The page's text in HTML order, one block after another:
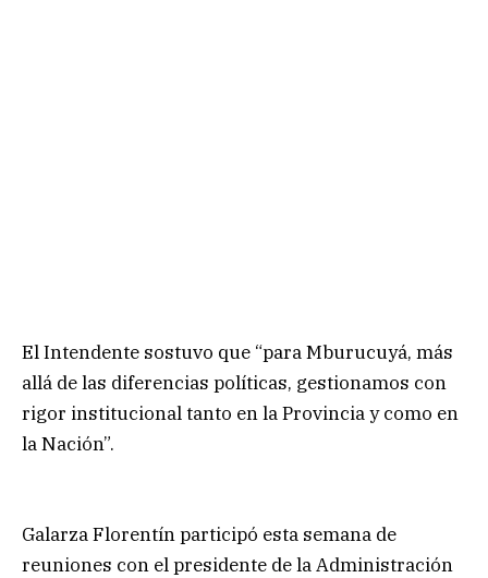
El Intendente sostuvo que “para Mburucuyá, más
allá de las diferencias políticas, gestionamos con
rigor institucional tanto en la Provincia y como en
la Nación”.
Galarza Florentín participó esta semana de
reuniones con el presidente de la Administración